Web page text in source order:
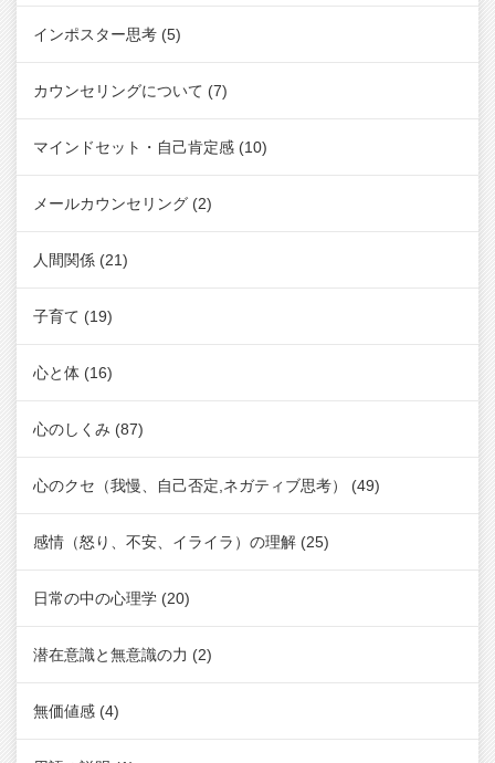
インポスター思考 (5)
カウンセリングについて (7)
マインドセット・自己肯定感 (10)
メールカウンセリング (2)
人間関係 (21)
子育て (19)
心と体 (16)
心のしくみ (87)
心のクセ（我慢、自己否定,ネガティブ思考） (49)
感情（怒り、不安、イライラ）の理解 (25)
日常の中の心理学 (20)
潜在意識と無意識の力 (2)
無価値感 (4)